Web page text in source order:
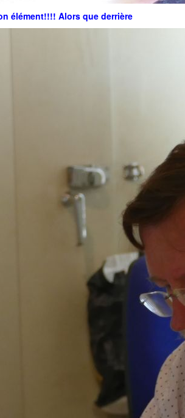
élément!!!! Alors que derrière